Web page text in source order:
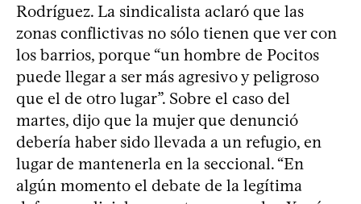
Rodríguez. La sindicalista aclaró que las
zonas conflictivas no sólo tienen que ver con
los barrios, porque “un hombre de Pocitos
puede llegar a ser más agresivo y peligroso
que el de otro lugar”. Sobre el caso del
martes, dijo que la mujer que denunció
debería haber sido llevada a un refugio, en
lugar de mantenerla en la seccional. “En
algún momento el debate de la legítima